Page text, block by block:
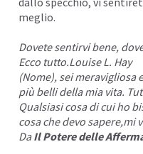
meglio.
Dovete sentirvi bene,
Ecco tutto.Louise L. Hay
(Nome), sei meravigliosa
più belli della mia vita.
Qualsiasi cosa di cui ho
cosa che devo sapere,mi
DaIl Potere delle